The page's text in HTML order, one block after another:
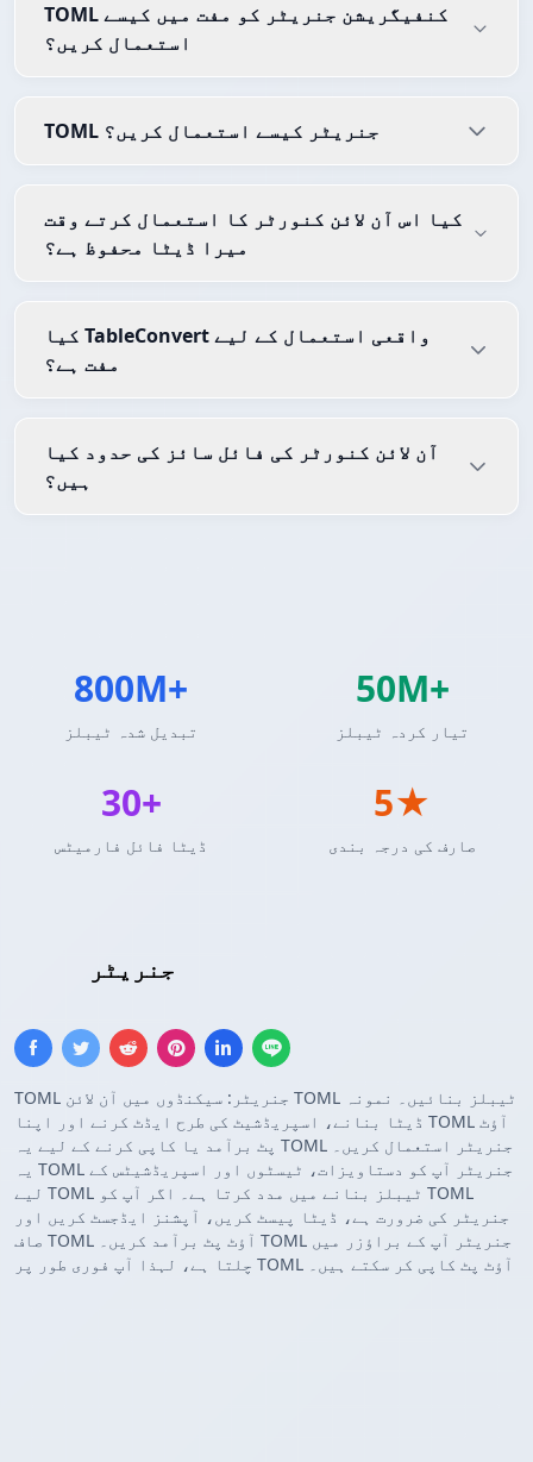
جنریٹر
TOML جنریٹر: سیکنڈوں میں آن لائن TOML ٹیبلز بنائیں۔ نمونہ
ڈیٹا بنانے، اسپریڈشیٹ کی طرح ایڈٹ کرنے اور اپنا TOML آؤٹ
پٹ برآمد یا کاپی کرنے کے لیے یہ TOML جنریٹر استعمال کریں۔
یہ TOML جنریٹر آپ کو دستاویزات، ٹیسٹوں اور اسپریڈشیٹس کے
لیے TOML ٹیبلز بنانے میں مدد کرتا ہے۔ اگر آپ کو TOML
جنریٹر کی ضرورت ہے، ڈیٹا پیسٹ کریں، آپشنز ایڈجسٹ کریں اور
صاف TOML آؤٹ پٹ برآمد کریں۔ TOML جنریٹر آپ کے براؤزر میں
چلتا ہے، لہذا آپ فوری طور پر TOML آؤٹ پٹ کاپی کر سکتے ہیں۔
TOML کنفیگریشن جنریٹر کو مفت میں کیسے
استعمال کریں؟
TOML جنریٹر کیسے استعمال کریں؟
کیا اس آن لائن کنورٹر کا استعمال کرتے وقت
میرا ڈیٹا محفوظ ہے؟
کیا TableConvert واقعی استعمال کے لیے
مفت ہے؟
آن لائن کنورٹر کی فائل سائز کی حدود کیا
ہیں؟
800M+
تبدیل شدہ ٹیبلز
50M+
تیار کردہ ٹیبلز
30+
ڈیٹا فائل فارمیٹس
5★
صارف کی درجہ بندی